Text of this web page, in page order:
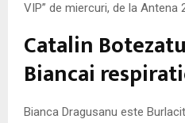
VIP” de miercuri, de la Antena
Catalin
Biancai
Bianca Dragusanu este